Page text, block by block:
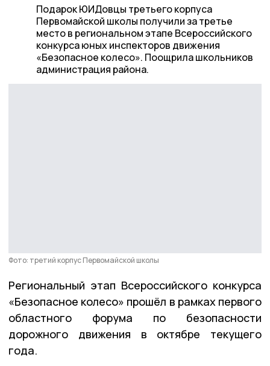
Подарок ЮИДовцы третьего корпуса
Первомайской школы получили за третье
место в региональном этапе Всероссийского
конкурса юных инспекторов движения
«Безопасное колесо». Поощрила школьников
администрация района.
Фото: третий корпус Первомайской школы
Региональный этап Всероссийского конкурса
«Безопасное колесо» прошёл в рамках первого
областного форума по безопасности
дорожного движения в октябре текущего
года.